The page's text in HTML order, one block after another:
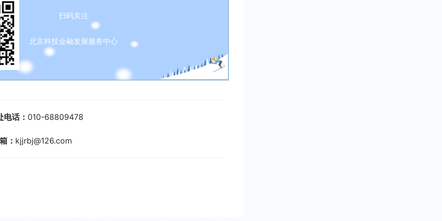
扫码关注
北京科技金融发展服务中心
电话： 010-68809478
： kjjrbj@126.com